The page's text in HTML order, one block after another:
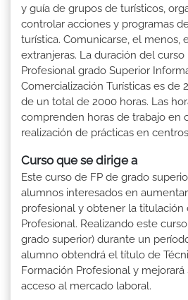
y guía de grupos de turísticos,
controlar acciones y programas
turística. Comunicarse, el menos,
extranjeras. La duración del curso
Profesional grado Superior
Comercialización Turísticas es de
de un total de 2000 horas. Las
comprenden horas de trabajo en
realización de prácticas en
Curso que se dirige a
Este curso de FP de grado
alumnos interesados en
profesional y obtener la titulación
Profesional. Realizando este
grado superior) durante un
alumno obtendrá el título de
Formación Profesional y
acceso al mercado laboral.